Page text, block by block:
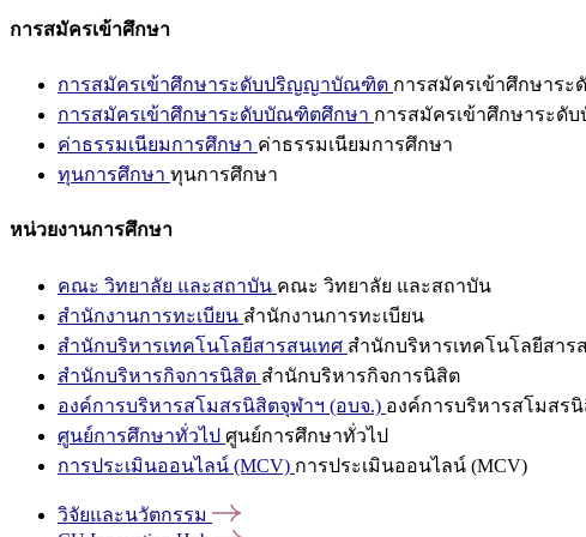
การสมัครเข้าศึกษา
การสมัครเข้าศึกษาระดับปริญญาบัณฑิต การสมัครเข้าศึกษาร
การสมัครเข้าศึกษาระดับบัณฑิตศึกษา การสมัครเข้าศึกษาระดั
ค่าธรรมเนียมการศึกษา ค่าธรรมเนียมการศึกษา
ทุนการศึกษา ทุนการศึกษา
หน่วยงานการศึกษา
คณะ วิทยาลัย และสถาบัน คณะ วิทยาลัย และสถาบัน
สำนักงานการทะเบียน สำนักงานการทะเบียน
สำนักบริหารเทคโนโลยีสารสนเทศ สำนักบริหารเทคโนโลยีสาร
สำนักบริหารกิจการนิสิต สำนักบริหารกิจการนิสิต
องค์การบริหารสโมสรนิสิตจุฬาฯ (อบจ.) องค์การบริหารสโมสร
ศูนย์การศึกษาทั่วไป ศูนย์การศึกษาทั่วไป
การประเมินออนไลน์ (MCV) การประเมินออนไลน์ (MCV)
วิจัยและนวัตกรรม